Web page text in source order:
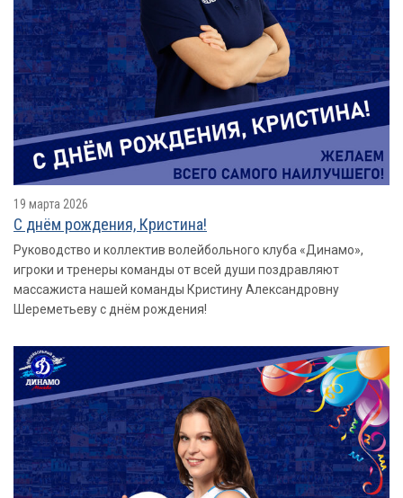
19 марта 2026
С днём рождения, Кристина!
Руководство и коллектив волейбольного клуба «Динамо»,
игроки и тренеры команды от всей души поздравляют
массажиста нашей команды Кристину Александровну
Шереметьеву с днём рождения!